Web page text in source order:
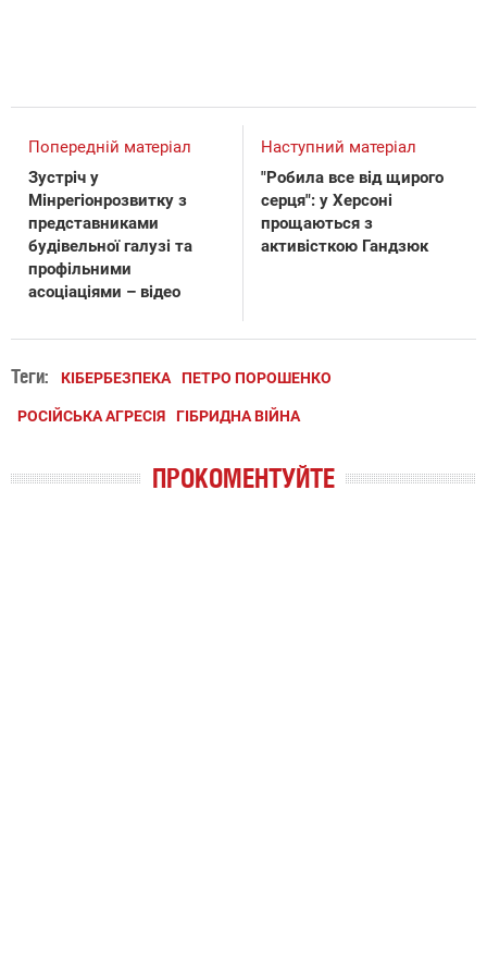
Попередній матеріал
Зустріч у
Мінрегіонрозвитку з
представниками
будівельної галузі та
профільними
асоціаціями – відео
Наступний матеріал
"Робила все від щирого
серця": у Херсоні
прощаються з
активісткою Гандзюк
Теги: КІБЕРБЕЗПЕКА ПЕТРО ПОРОШЕНКО
РОСІЙСЬКА АГРЕСІЯ ГІБРИДНА ВІЙНА
ПРОКОМЕНТУЙТЕ